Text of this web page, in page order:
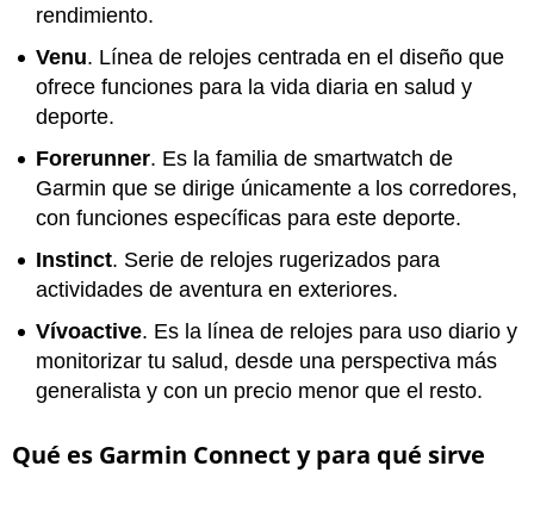
rendimiento.
Venu. Línea de relojes centrada en el diseño que
ofrece funciones para la vida diaria en salud y
deporte.
Forerunner. Es la familia de smartwatch de
Garmin que se dirige únicamente a los corredores,
con funciones específicas para este deporte.
Instinct. Serie de relojes rugerizados para
actividades de aventura en exteriores.
Vívoactive. Es la línea de relojes para uso diario y
monitorizar tu salud, desde una perspectiva más
generalista y con un precio menor que el resto.
Qué es Garmin Connect y para qué sirve